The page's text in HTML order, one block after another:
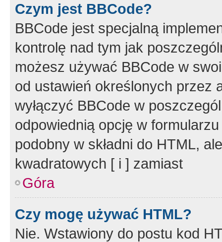
Czym jest BBCode?
BBCode jest specjalną
kontrolę nad tym jak
możesz używać BBCode w
od ustawień określonych przez
wyłączyć BBCode w
odpowiednią opcję w
podobny w składni do HTML,
kwadratowych [ i ] zamiast
Góra
Czy mogę używać HTML?
Nie. Wstawiony do postu kod